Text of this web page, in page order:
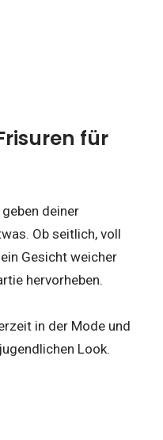
für
deiner
Ob seitlich, voll
Gesicht weicher
hervorheben.
in der Mode und
Look.